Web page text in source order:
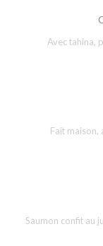
Avec tahina,
Fait maison,
Saumon confit au